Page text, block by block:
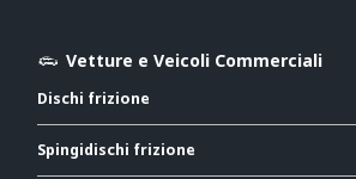
Vetture e Veicoli Commerciali
Dischi frizione
Spingidischi frizione